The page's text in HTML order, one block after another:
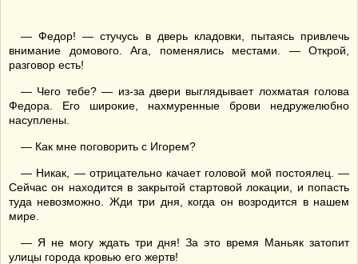
— Федор! — стучусь в дверь кладовки, пытаясь привлечь
внимание домового. Ага, поменялись местами. — Открой,
разговор есть!
— Чего тебе? — из-за двери выглядывает лохматая голова
Федора. Его широкие, нахмуренные брови недружелюбно
насуплены.
— Как мне поговорить с Игорем?
— Никак, — отрицательно качает головой мой постоялец. —
Сейчас он находится в закрытой стартовой локации, и попасть
туда невозможно. Жди три дня, когда он возродится в нашем
мире.
— Я не могу ждать три дня! За это время Маньяк затопит
улицы города кровью его жертв!